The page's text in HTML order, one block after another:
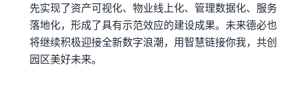
先实现了资产可视化、物业线上化、管理数据化、服务
落地化，形成了具有示范效应的建设成果。未来德必也
将继续积极迎接全新数字浪潮，用智慧链接你我，共创
园区美好未来。